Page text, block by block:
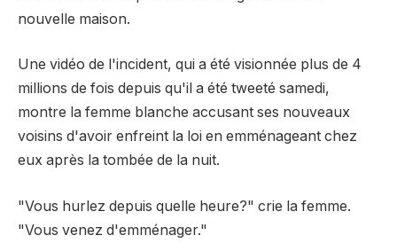
nouvelle maison.
Une vidéo de l'incident, qui a été visionnée plus de 4
millions de fois depuis qu'il a été tweeté samedi,
montre la femme blanche accusant ses nouveaux
voisins d'avoir enfreint la loi en emménageant chez
eux après la tombée de la nuit.
"Vous hurlez depuis quelle heure?" crie la femme.
"Vous venez d'emménager."